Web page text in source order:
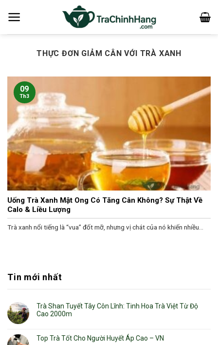
qua
THỰC ĐƠN GIẢM CÂN VỚI TRÀ XANH
Uống Trà Xanh Mật Ong Có Tăng Cân Không? Sự Thật Về
Calo & Liều Lượng
Trà xanh nổi tiếng là “vua” đốt mỡ, nhưng vị chát của nó khiến nhiều...
09
Th3
Tin mới nhất
Trà Shan Tuyết Tây Côn Lĩnh: Tinh Hoa Trà Việt Từ Độ
Cao 2000m
Top Trà Tốt Cho Người Huyết Áp Cao – VN